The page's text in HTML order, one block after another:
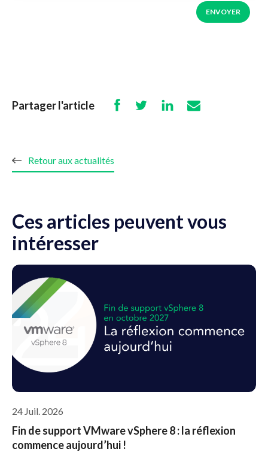
Partager l'article
Retour aux actualités
Ces articles peuvent vous
intéresser
24 Juil. 2026
Fin de support VMware vSphere 8 : la réflexion
commence aujourd’hui !